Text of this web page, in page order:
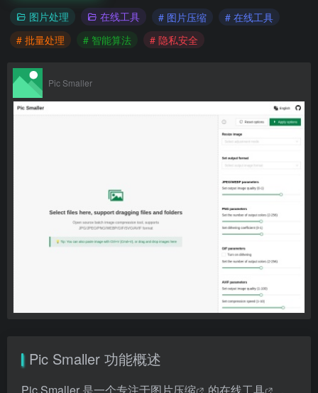
图片处理 在线工具 # 图片压缩
# 在线工具
# 批量处理
# 智能算法 # 隐私安全
Pic Smaller
Pic Smaller 功能概述